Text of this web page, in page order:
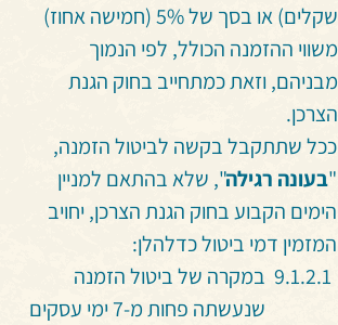
שקלים) או בסך של 5% (חמישה אחוז)
משווי ההזמנה הכולל, לפי הנמוך
מבניהם, וזאת כמתחייב בחוק הגנת
הצרכן.
ככל שתתקבל בקשה לביטול הזמנה,
"בעונה רגילה", שלא בהתאם למניין
הימים הקבוע בחוק הגנת הצרכן, יחויב
המזמין דמי ביטול כדלהלן:
במקרה של ביטול הזמנה
שנעשתה פחות מ-7 ימי עסקים